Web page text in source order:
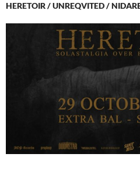
HERETOIR / UNREQVITED /